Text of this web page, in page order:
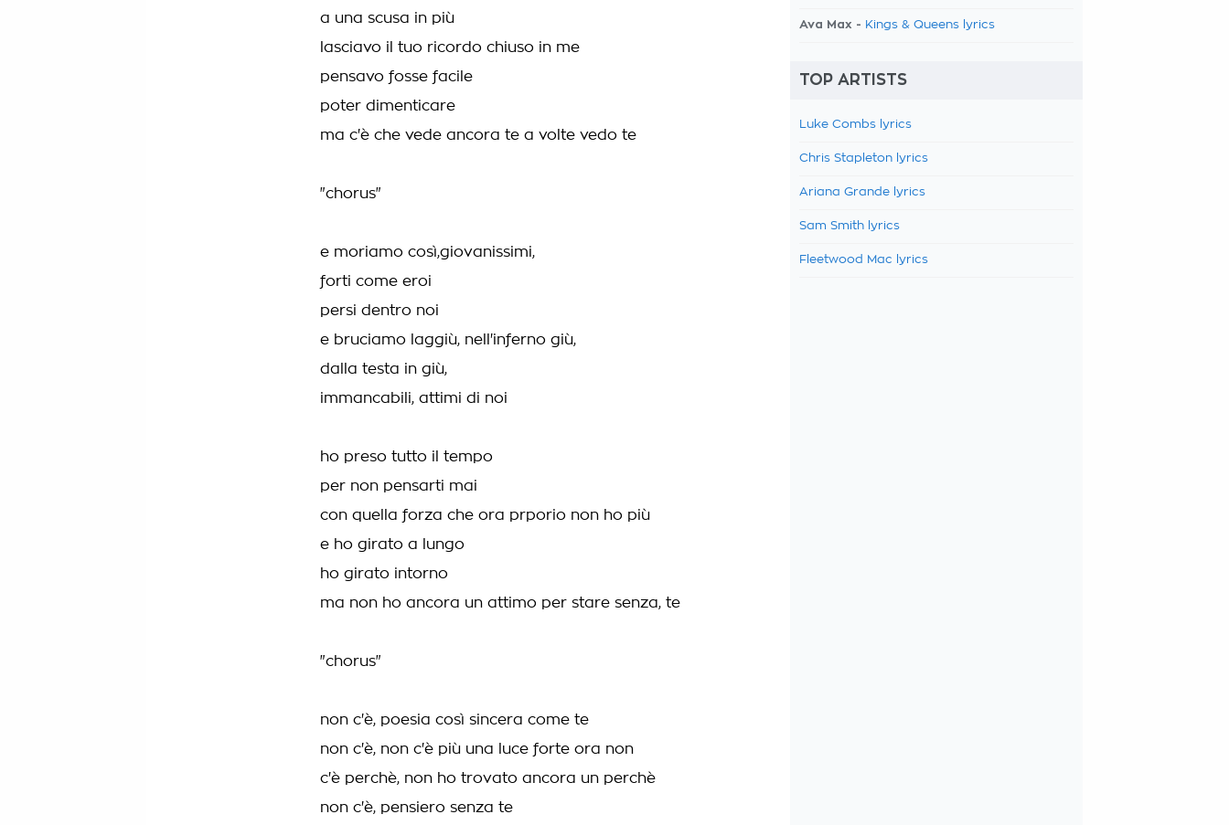
a una scusa in più
lasciavo il tuo ricordo chiuso in me
pensavo fosse facile
poter dimenticare
ma c'è che vede ancora te a volte vedo te
"chorus"
e moriamo così,giovanissimi,
forti come eroi
persi dentro noi
e bruciamo laggiù, nell'inferno giù,
dalla testa in giù,
immancabili, attimi di noi
ho preso tutto il tempo
per non pensarti mai
con quella forza che ora prporio non ho più
e ho girato a lungo
ho girato intorno
ma non ho ancora un attimo per stare senza, te
"chorus"
non c'è, poesia così sincera come te
non c'è, non c'è più una luce forte ora non
c'è perchè, non ho trovato ancora un perchè
non c'è, pensiero senza te
Ava Max - Kings & Queens lyrics
TOP ARTISTS
Luke Combs lyrics
Chris Stapleton lyrics
Ariana Grande lyrics
Sam Smith lyrics
Fleetwood Mac lyrics